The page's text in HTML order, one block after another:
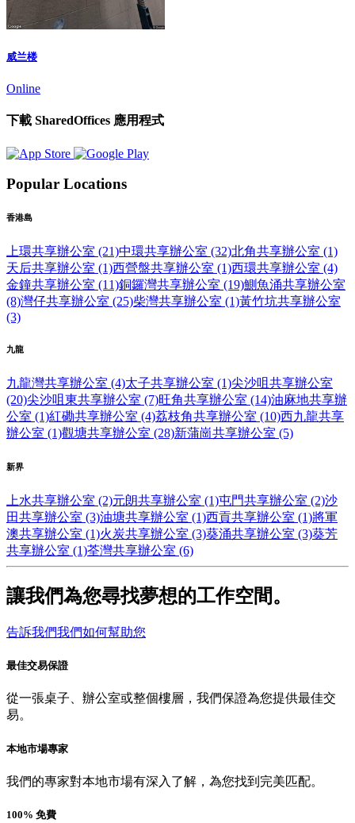
威兰楼
Online
下載 SharedOffices 應用程式
Popular Locations
香港島
上環共享辦公室 (21)中環共享辦公室 (32)北角共享辦公室 (1)
天后共享辦公室 (1)西營盤共享辦公室 (1)西環共享辦公室 (4)
金鐘共享辦公室 (11)銅鑼灣共享辦公室 (19)鰂魚涌共享辦公室
(8)灣仔共享辦公室 (25)柴灣共享辦公室 (1)黃竹坑共享辦公室
(3)
九龍
九龍灣共享辦公室 (4)太子共享辦公室 (1)尖沙咀共享辦公室
(20)尖沙咀東共享辦公室 (7)旺角共享辦公室 (14)油麻地共享辦
公室 (1)紅磡共享辦公室 (4)荔枝角共享辦公室 (10)西九龍共享
辦公室 (1)觀塘共享辦公室 (28)新蒲崗共享辦公室 (5)
新界
上水共享辦公室 (2)元朗共享辦公室 (1)屯門共享辦公室 (2)沙
田共享辦公室 (3)油塘共享辦公室 (1)西貢共享辦公室 (1)將軍
澳共享辦公室 (1)火炭共享辦公室 (3)葵涌共享辦公室 (3)葵芳
共享辦公室 (1)荃灣共享辦公室 (6)
讓我們為您尋找夢想的工作空間。
告訴我們我們如何幫助您
最佳交易保證
從一張桌子、辦公室或整個樓層，我們保證為您提供最佳交
易。
本地市場專家
我們的專家對本地市場有深入了解，為您找到完美匹配。
100% 免費